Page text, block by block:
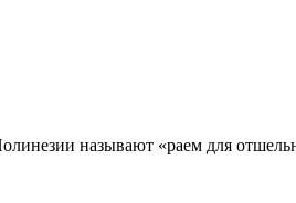
называют «раем для